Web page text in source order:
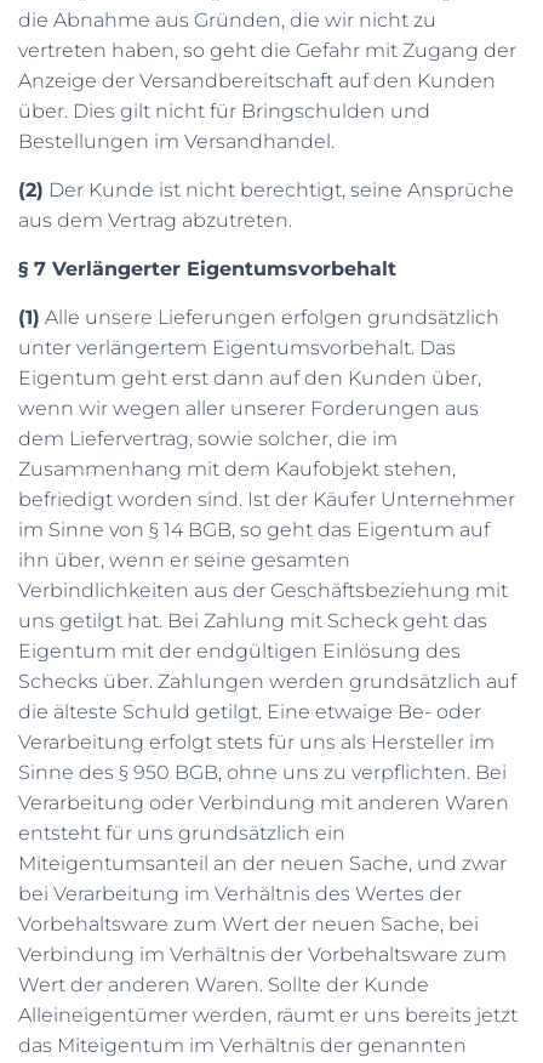
die Abnahme aus Gründen, die wir nicht zu
vertreten haben, so geht die Gefahr mit Zugang der
Anzeige der Versandbereitschaft auf den Kunden
über. Dies gilt nicht für Bringschulden und
Bestellungen im Versandhandel.
(2) Der Kunde ist nicht berechtigt, seine Ansprüche
aus dem Vertrag abzutreten.
§ 7 Verlängerter Eigentumsvorbehalt
(1) Alle unsere Lieferungen erfolgen grundsätzlich
unter verlängertem Eigentumsvorbehalt. Das
Eigentum geht erst dann auf den Kunden über,
wenn wir wegen aller unserer Forderungen aus
dem Liefervertrag, sowie solcher, die im
Zusammenhang mit dem Kaufobjekt stehen,
befriedigt worden sind. Ist der Käufer Unternehmer
im Sinne von § 14 BGB, so geht das Eigentum auf
ihn über, wenn er seine gesamten
Verbindlichkeiten aus der Geschäftsbeziehung mit
uns getilgt hat. Bei Zahlung mit Scheck geht das
Eigentum mit der endgültigen Einlösung des
Schecks über. Zahlungen werden grundsätzlich auf
die älteste Schuld getilgt. Eine etwaige Be- oder
Verarbeitung erfolgt stets für uns als Hersteller im
Sinne des § 950 BGB, ohne uns zu verpflichten. Bei
Verarbeitung oder Verbindung mit anderen Waren
entsteht für uns grundsätzlich ein
Miteigentumsanteil an der neuen Sache, und zwar
bei Verarbeitung im Verhältnis des Wertes der
Vorbehaltsware zum Wert der neuen Sache, bei
Verbindung im Verhältnis der Vorbehaltsware zum
Wert der anderen Waren. Sollte der Kunde
Alleineigentümer werden, räumt er uns bereits jetzt
das Miteigentum im Verhältnis der genannten